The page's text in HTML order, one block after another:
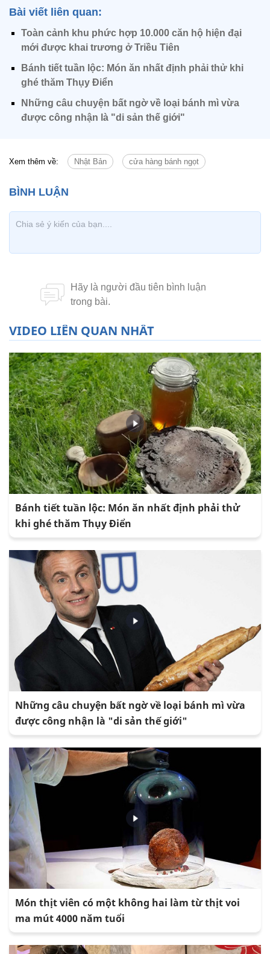
Bài viết liên quan:
Toàn cảnh khu phức hợp 10.000 căn hộ hiện đại
mới được khai trương ở Triều Tiên
Bánh tiết tuần lộc: Món ăn nhất định phải thử khi
ghé thăm Thụy Điển
Những câu chuyện bất ngờ về loại bánh mì vừa
được công nhận là "di sản thế giới"
Xem thêm về: Nhật Bản cửa hàng bánh ngọt
VIDEO LIÊN QUAN NHẤT
Bánh tiết tuần lộc: Món ăn nhất định phải thử
khi ghé thăm Thụy Điển
Những câu chuyện bất ngờ về loại bánh mì vừa
được công nhận là "di sản thế giới"
Món thịt viên có một không hai làm từ thịt voi
ma mút 4000 năm tuổi